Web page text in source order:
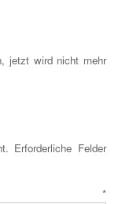
jetzt wird nicht mehr
Erforderliche Felder
*